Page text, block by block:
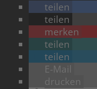
teilen
teilen
merken
teilen
teilen
E-Mail
drucken